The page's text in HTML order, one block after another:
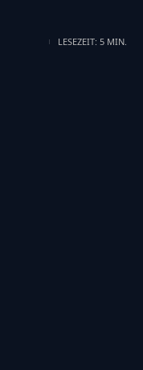
LESEZEIT: 5 MIN.